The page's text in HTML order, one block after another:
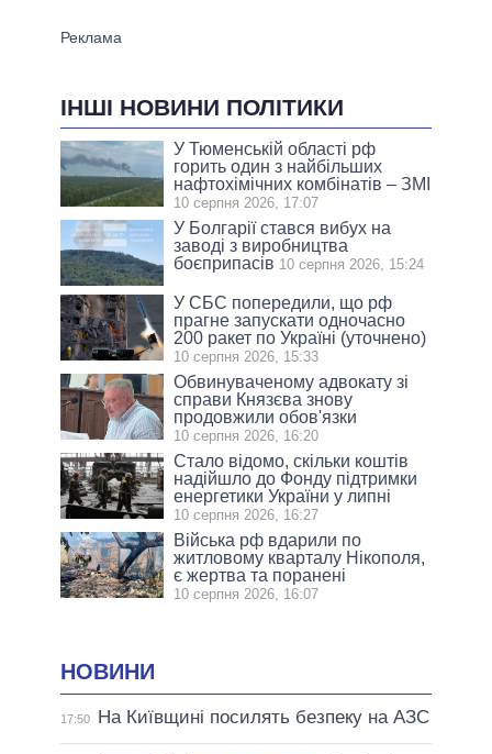
ІНШІ НОВИНИ ПОЛІТИКИ
У Тюменській області рф
горить один з найбільших
нафтохімічних комбінатів – ЗМІ
10 серпня 2026, 17:07
У Болгарії стався вибух на
заводі з виробництва
боєприпасів 10 серпня 2026, 15:24
У СБС попередили, що рф
прагне запускати одночасно
200 ракет по Україні (уточнено)
10 серпня 2026, 15:33
Обвинуваченому адвокату зі
справи Князєва знову
продовжили обов'язки
10 серпня 2026, 16:20
Стало відомо, скільки коштів
надійшло до Фонду підтримки
енергетики України у липні
10 серпня 2026, 16:27
Війська рф вдарили по
житловому кварталу Нікополя,
є жертва та поранені
10 серпня 2026, 16:07
НОВИНИ
17:50 На Київщині посилять безпеку на АЗС